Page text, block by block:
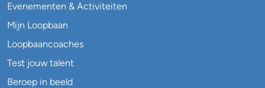
Evenementen & Activiteiten
Mijn Loopbaan
Loopbaancoaches
Test jouw talent
Beroep in beeld